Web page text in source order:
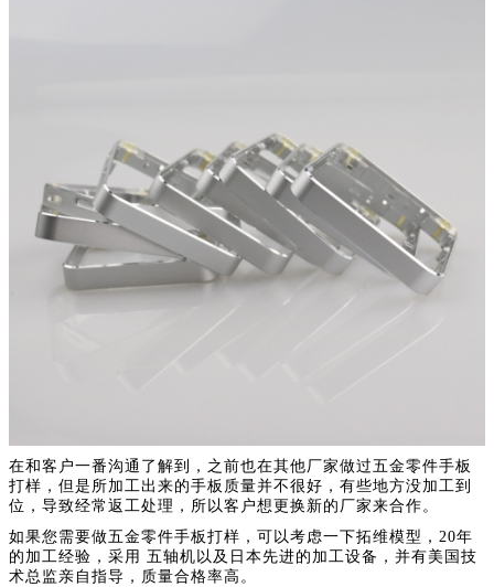
在和客户一番沟通了解到，之前也在其他厂家做过五金零件手板
打样，但是所加工出来的手板质量并不很好，有些地方没加工到
位，导致经常返工处理，所以客户想更换新的厂家来合作。
如果您需要做五金零件手板打样，可以考虑一下拓维模型，20年
的加工经验，采用 五轴机以及日本先进的加工设备，并有美国技
术总监亲自指导，质量合格率高。